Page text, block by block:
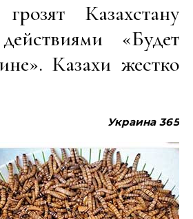
Казахстану
«Будет
Казахи жестко
Украина365